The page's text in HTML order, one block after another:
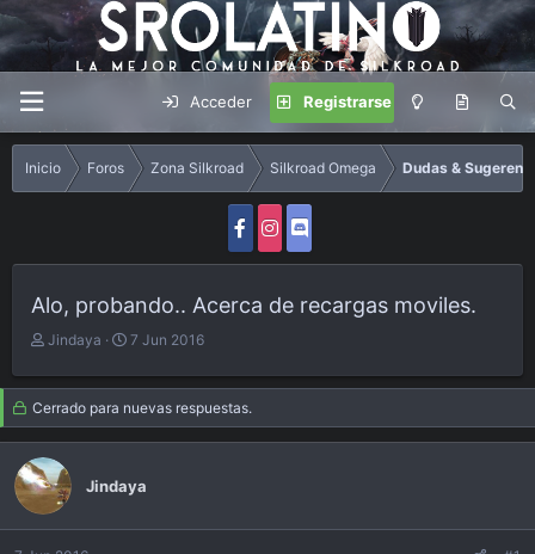
Acceder Registrarse
Inicio Foros Zona Silkroad Silkroad Omega Dudas &
Alo, probando.. Acerca de recargas moviles.
A
t
o
r
Jindaya
F
c
h
a
i
7 Jun 2016
Cerrado para nuevas respuestas.
Jindaya